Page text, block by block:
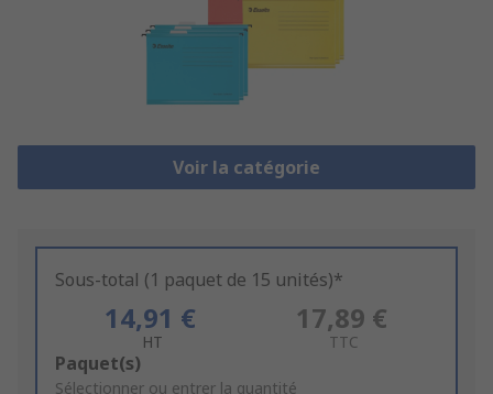
Voir la catégorie
Sous-total (1 paquet de 15 unités)*
14,91 €
HT
17,89 €
TTC
Add
Paquet(s)
Sélectionner ou entrer la quantité